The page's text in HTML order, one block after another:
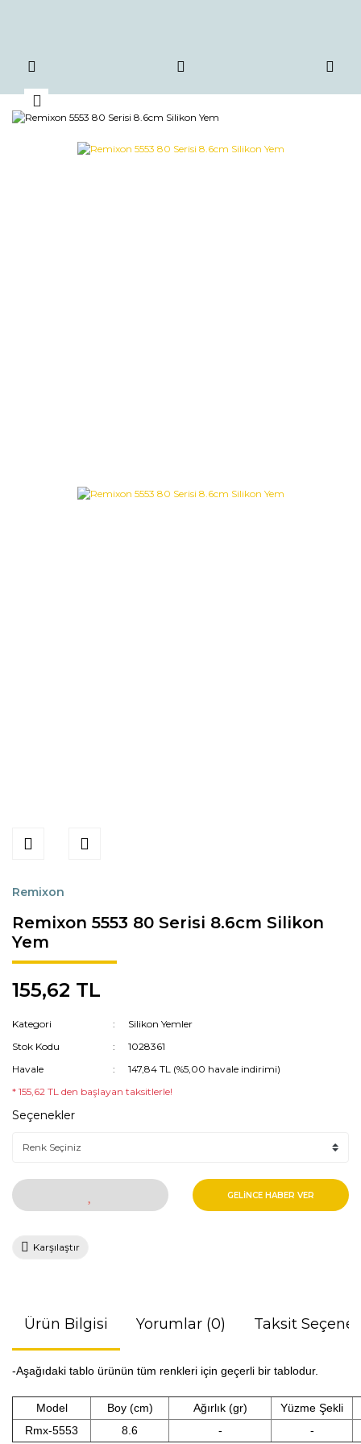
Remixon
Remixon 5553 80 Serisi 8.6cm Silikon
Yem
155,62 TL
Kategori
Silikon Yemler
Stok Kodu
1028361
Havale
147,84 TL (%5,00 havale indirimi)
* 155,62 TL den başlayan taksitlerle!
Seçenekler
GELİNCE HABER VER
Karşılaştır
Ürün Bilgisi Yorumlar (0) Taksit
-Aşağıdaki tablo ürünün tüm renkleri için geçerli bir tablodur.
Model Boy (cm) Ağırlık (gr)
Yüzme Şekli
Rmx-5553
8.6 - -